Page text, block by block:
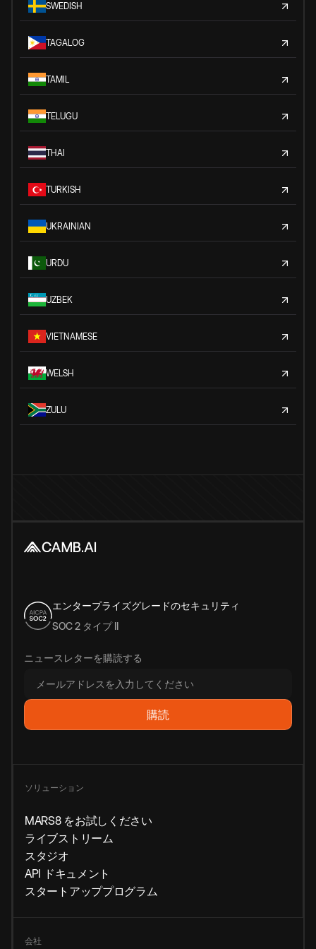
SWEDISH
TAGALOG
TAMIL
TELUGU
THAI
TURKISH
UKRAINIAN
URDU
UZBEK
VIETNAMESE
WELSH
ZULU
エンタープライズグレードのセキュリティ
SOC 2 タイプ II
ニュースレターを購読する
ソリューション
MARS8 をお試しください
ライブストリーム
スタジオ
API ドキュメント
スタートアッププログラム
会社